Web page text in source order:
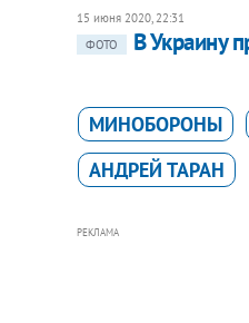
15 июня 2020, 22:31
ФОТО
В Украину
МИНОБОРОНЫ
АНДРЕЙ ТАРАН
РЕКЛАМА